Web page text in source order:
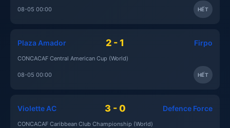
08-05 00:00 HẾT
Plaza Amador 2 - 1 Firpo
CONCACAF Central American Cup (World)
08-05 00:00 HẾT
Violette AC 3 - 0 Defence Force
CONCACAF Caribbean Club Championship (World)